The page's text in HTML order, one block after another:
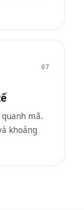
07
mã.
khoảng